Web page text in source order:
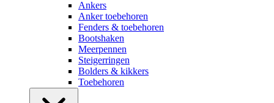
Ankers
Anker toebehoren
Fenders & toebehoren
Bootshaken
Meerpennen
Steigerringen
Bolders & kikkers
Toebehoren